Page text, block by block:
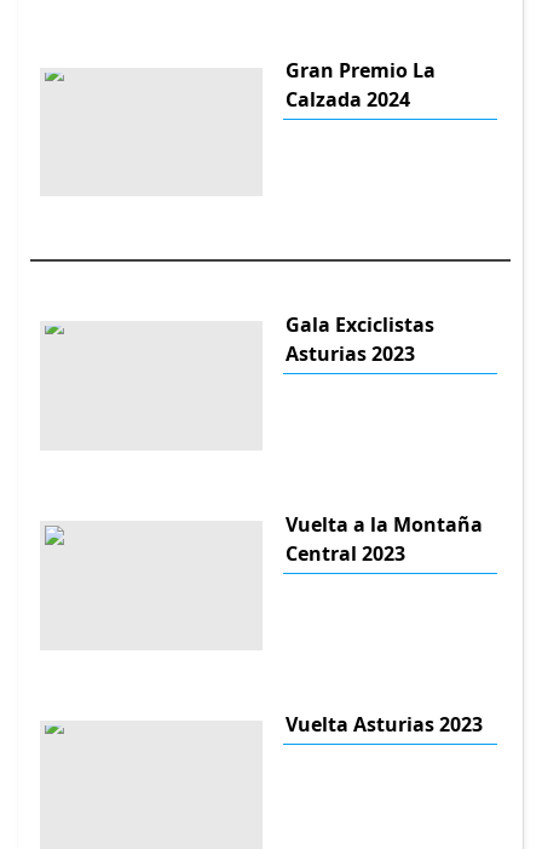
Gran Premio La
Calzada 2024
Gala Exciclistas
Asturias 2023
Vuelta a la Montaña
Central 2023
Vuelta Asturias 2023